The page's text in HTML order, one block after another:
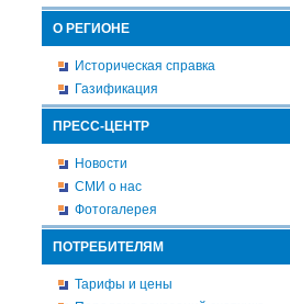
О РЕГИОНЕ
Историческая справка
Газификация
ПРЕСС-ЦЕНТР
Новости
СМИ о нас
Фотогалерея
ПОТРЕБИТЕЛЯМ
Тарифы и цены